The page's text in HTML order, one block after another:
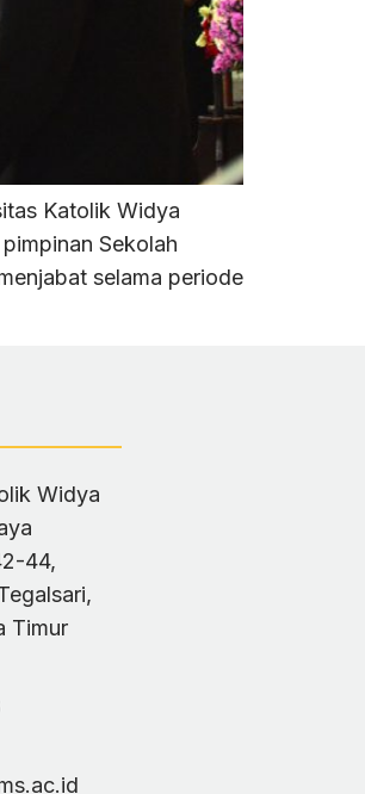
Katolik Widya
Sekolah
selama periode
Widya
44,
Timur